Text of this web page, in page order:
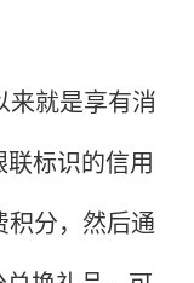
来就是享有消
标识的信用
积分，然后通